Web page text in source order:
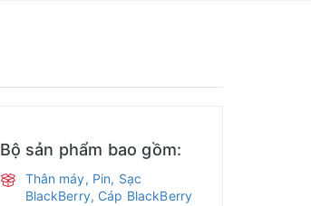
Bộ sản phẩm bao gồm:
Thân máy, Pin, Sạc
BlackBerry, Cáp BlackBerry